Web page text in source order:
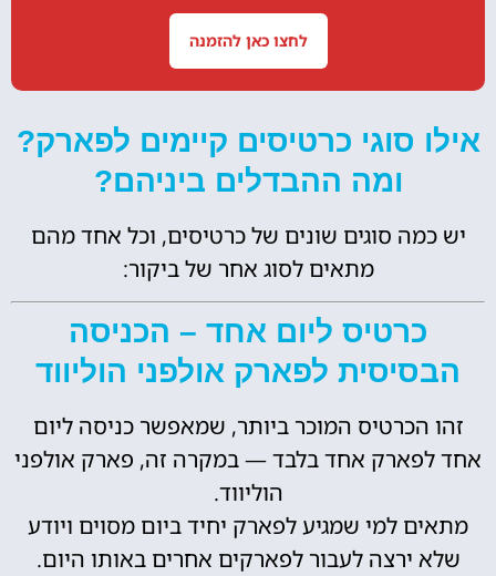
לחצו כאן להזמנה
אילו סוגי כרטיסים קיימים לפארק?
ומה ההבדלים ביניהם?
יש כמה סוגים שונים של כרטיסים, וכל אחד מהם
מתאים לסוג אחר של ביקור:
כרטיס ליום אחד – הכניסה
הבסיסית לפארק אולפני הוליווד
זהו הכרטיס המוכר ביותר, שמאפשר כניסה ליום
אחד לפארק אחד בלבד — במקרה זה, פארק אולפני
הוליווד.
מתאים למי שמגיע לפארק יחיד ביום מסוים ויודע
שלא ירצה לעבור לפארקים אחרים באותו היום.